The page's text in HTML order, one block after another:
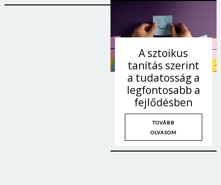
A sztoikus
tanítás szerint
a tudatosság a
legfontosabb a
fejlődésben
TOVÁBB
OLVASOM